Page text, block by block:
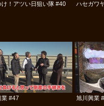
け！アツい日狙い隊 #40 ハセガワ
業 #47 旭川興業